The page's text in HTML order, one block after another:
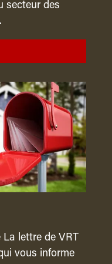
secteur des
lettre de VRT
vous informe